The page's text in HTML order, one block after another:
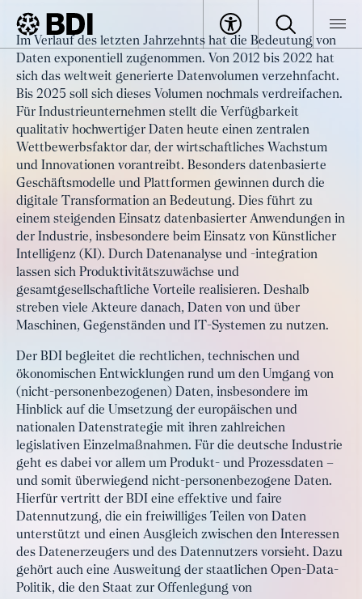
BDI Artikel
Artikel
Datenwirtschaft als Katalysator
industrieller Innovation
Im Verlauf des letzten Jahrzehnts hat die Bedeutung von
Daten exponentiell zugenommen. Von 2012 bis 2022 hat
sich das weltweit generierte Datenvolumen verzehnfacht.
Bis 2025 soll sich dieses Volumen nochmals verdreifachen.
Für Industrieunternehmen stellt die Verfügbarkeit
qualitativ hochwertiger Daten heute einen zentralen
Wettbewerbsfaktor dar, der wirtschaftliches Wachstum
und Innovationen vorantreibt. Besonders datenbasierte
Geschäftsmodelle und Plattformen gewinnen durch die
digitale Transformation an Bedeutung. Dies führt zu
einem steigenden Einsatz datenbasierter Anwendungen in
der Industrie, insbesondere beim Einsatz von Künstlicher
Intelligenz (KI). Durch Datenanalyse und -integration
lassen sich Produktivitätszuwächse und
gesamtgesellschaftliche Vorteile realisieren. Deshalb
streben viele Akteure danach, Daten von und über
Maschinen, Gegenständen und IT-Systemen zu nutzen.
Der BDI begleitet die rechtlichen, technischen und
ökonomischen Entwicklungen rund um den Umgang von
(nicht-personenbezogenen) Daten, insbesondere im
Hinblick auf die Umsetzung der europäischen und
nationalen Datenstrategie mit ihren zahlreichen
legislativen Einzelmaßnahmen. Für die deutsche Industrie
geht es dabei vor allem um Produkt- und Prozessdaten –
und somit überwiegend nicht-personenbezogene Daten.
Hierfür vertritt der BDI eine effektive und faire
Datennutzung, die ein freiwilliges Teilen von Daten
unterstützt und einen Ausgleich zwischen den Interessen
des Datenerzeugers und des Datennutzers vorsieht. Dazu
gehört auch eine Ausweitung der staatlichen Open-Data-
Politik, die den Staat zur Offenlegung von